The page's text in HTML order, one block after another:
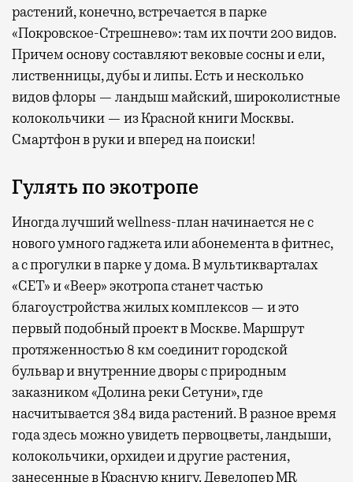
растений, конечно, встречается в парке
«Покровское-Стрешнево»: там ихпочти 200 видов.
Причем основу составляют вековые сосны и ели,
лиственницы, дубы и липы. Есть и несколько
видов флоры — ландыш майский, широколистные
колокольчики — из Красной книги Москвы.
Смартфон в руки и вперед на поиски!
Гулять по экотропе
Иногда лучший wellness-план начинается не с
нового умного гаджета или абонемента в фитнес,
а с прогулки в парке у дома. В мультикварталах
«СЕТ» и «Веер» экотропа станет частью
благоустройства жилых комплексов — и это
первый подобный проект в Москве. Маршрут
протяженностью 8 км соединит городской
бульвар и внутренние дворы с природным
заказником «Долина реки Сетуни», где
насчитывается 384 вида растений. В разное время
года здесь можно увидеть первоцветы, ландыши,
колокольчики, орхидеи и другие растения,
занесенные в Красную книгу. Девелопер MR